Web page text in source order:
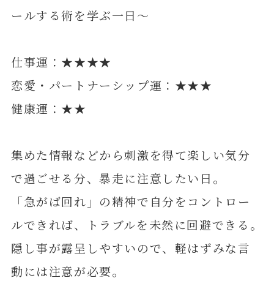
ールする術を学ぶ一日～
仕事運：★★★★
恋愛・パートナーシップ運：★★★
健康運：★★
集めた情報などから刺激を得て楽しい気分
で過ごせる分、暴走に注意したい日。
「急がば回れ」の精神で自分をコントロー
ルできれば、トラブルを未然に回避できる。
隠し事が露呈しやすいので、軽はずみな言
動には注意が必要。